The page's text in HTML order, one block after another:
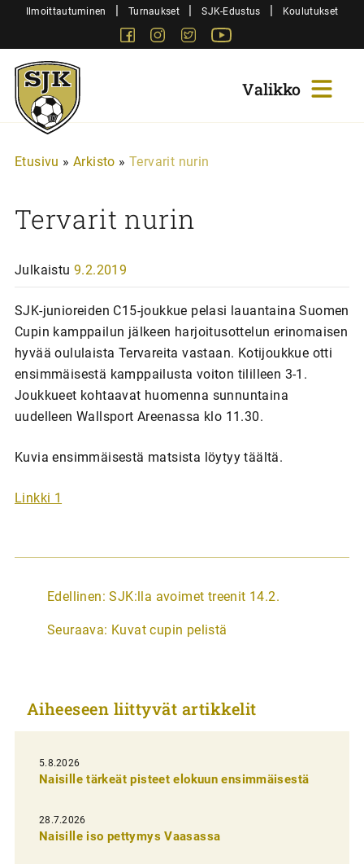
SiirryIlmoittautuminen | Turnaukset | SJK-Edustus | Koulutukset
FacebookInstagram
Twitter
Sjk-
Juniorit
Etusivu » Arkisto » Tervarit nurin
Tervarit nurin
Julkaistu 9.2.2019
SJK-junioreiden C15-joukkue pelasi lauantaina Suomen
Cupin kamppailun jälkeen harjoitusottelun erinomaisen
hyvää oululaista Tervareita vastaan. Kotijoukkue otti
ensimmäisestä kamppailusta voiton tililleen 3-1.
Joukkueet kohtaavat huomenna sunnuntaina
uudelleen Wallsport Areenassa klo 11.30.
Kuvia ensimmäisestä matsista löytyy täältä.
Linkki 1
A
t
k
e
l
i
e
n
Edellinen: SJK:lla avoimet treenit 14.2.
Seuraava: Kuvat cupin pelistä
Aiheeseen liittyvät artikkelit
5.8.2026
Naisille tärkeät pisteet elokuun ensimmäisestä
28.7.2026
Naisille iso pettymys Vaasassa